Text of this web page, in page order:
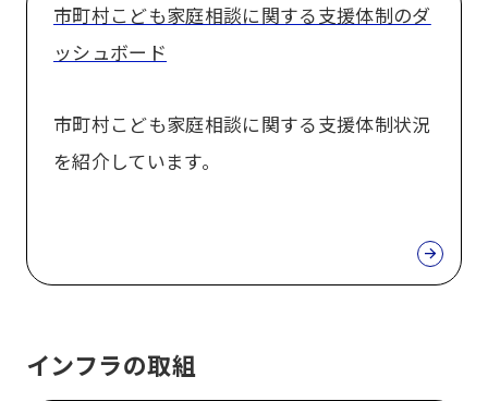
市町村こども家庭相談に関する支援体制のダ
ッシュボード
市町村こども家庭相談に関する支援体制状況
を紹介しています。
インフラの取組